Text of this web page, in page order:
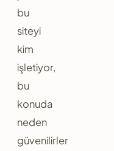
bu
siteyi
kim
işletiyor,
bu
konuda
neden
güvenilirler